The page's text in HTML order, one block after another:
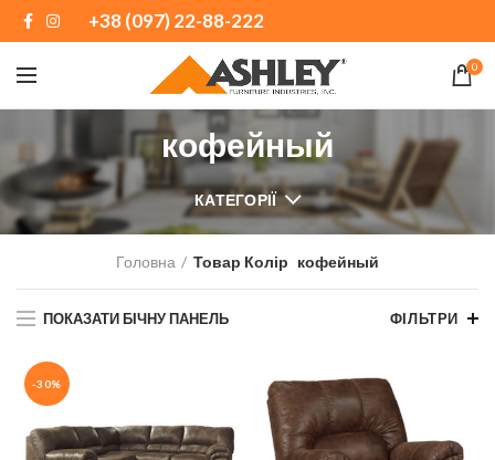
+38 (097) 22-88-222
0
кофейный
КАТЕГОРІЇ
Головна Товар Колір кофейный
ПОКАЗАТИ БІЧНУ ПАНЕЛЬ ФІЛЬТРИ
-30%